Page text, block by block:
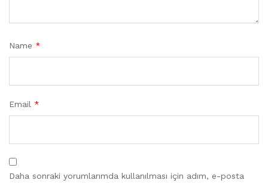
Name *
Email *
Daha sonraki yorumlarımda kullanılması için adım, e-posta